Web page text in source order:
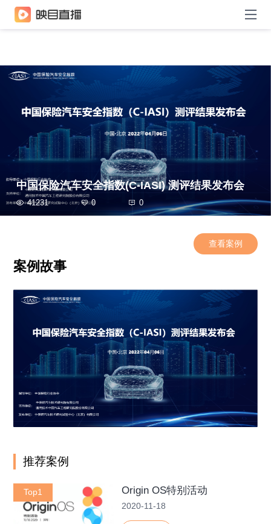
中国保险汽车安全指数(C-IASI) 测评结果发布会
41231 0 0
案例故事
查看案例
推荐案例
Top1 Origin OS特别活动
2020-11-18